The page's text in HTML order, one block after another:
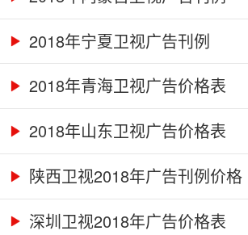
2018年宁夏卫视广告刊例
2018年青海卫视广告价格表
2018年山东卫视广告价格表
陕西卫视2018年广告刊例价格
深圳卫视2018年广告价格表